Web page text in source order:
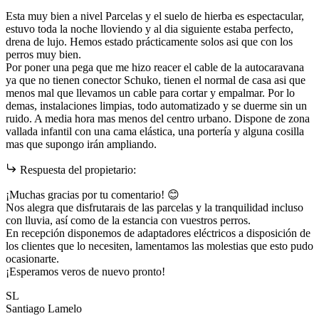
Esta muy bien a nivel Parcelas y el suelo de hierba es espectacular,
estuvo toda la noche lloviendo y al dia siguiente estaba perfecto,
drena de lujo. Hemos estado prácticamente solos asi que con los
perros muy bien.
Por poner una pega que me hizo reacer el cable de la autocaravana
ya que no tienen conector Schuko, tienen el normal de casa asi que
menos mal que llevamos un cable para cortar y empalmar. Por lo
demas, instalaciones limpias, todo automatizado y se duerme sin un
ruido. A media hora mas menos del centro urbano. Dispone de zona
vallada infantil con una cama elástica, una portería y alguna cosilla
mas que supongo irán ampliando.
Respuesta del propietario:
¡Muchas gracias por tu comentario! 😊
Nos alegra que disfrutarais de las parcelas y la tranquilidad incluso
con lluvia, así como de la estancia con vuestros perros.
En recepción disponemos de adaptadores eléctricos a disposición de
los clientes que lo necesiten, lamentamos las molestias que esto pudo
ocasionarte.
¡Esperamos veros de nuevo pronto!
SL
Santiago Lamelo